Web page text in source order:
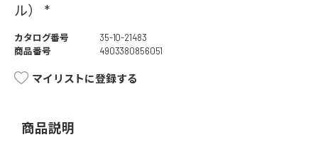
ル） *
カタログ番号
35-10-21483
商品番号
4903380856051
マイリストに登録する
商品説明